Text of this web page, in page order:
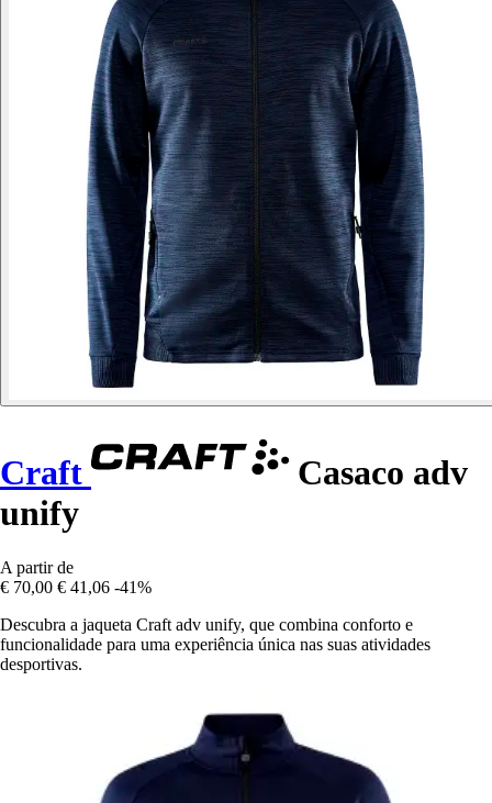
Craft
Casaco adv
unify
A partir de
€ 70,00 € 41,06 -41%
Descubra a jaqueta Craft adv unify, que combina conforto e
funcionalidade para uma experiência única nas suas atividades
desportivas.